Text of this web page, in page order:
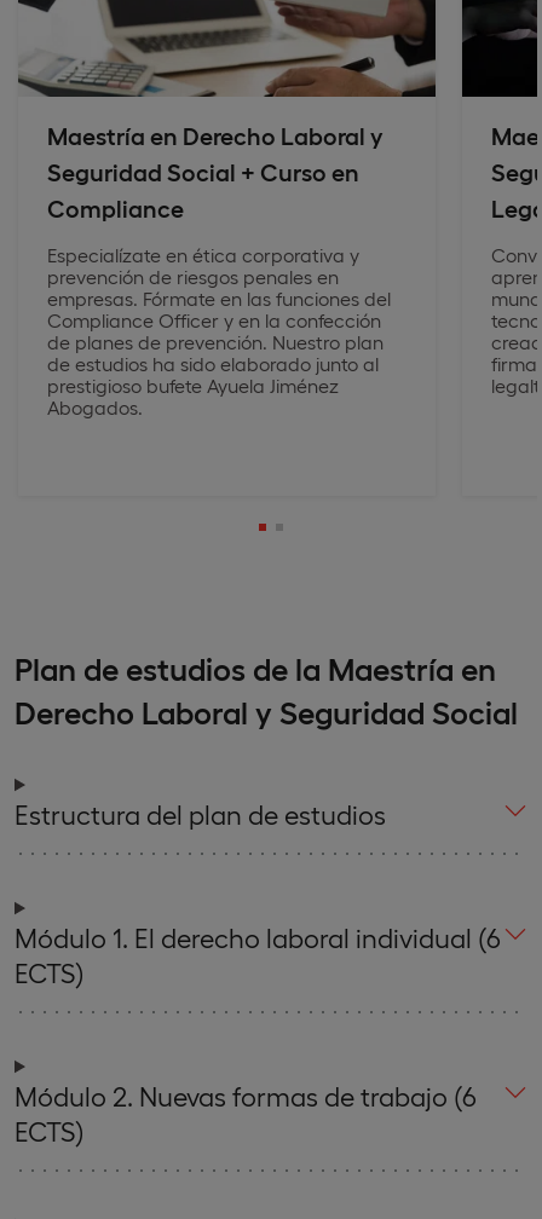
Maestría en Derecho Laboral y
Seguridad Social + Curso en
Compliance
Especialízate en ética corporativa y
prevención de riesgos penales en
empresas. Fórmate en las funciones del
Compliance Officer y en la confección
de planes de prevención. Nuestro plan
de estudios ha sido elaborado junto al
prestigioso bufete Ayuela Jiménez
Abogados.
firma
Plan de estudios de la Maestría en
Derecho Laboral y Seguridad Social
Estructura del plan de estudios
Módulo 1. El derecho laboral individual (6
ECTS)
Módulo 2. Nuevas formas de trabajo (6
ECTS)